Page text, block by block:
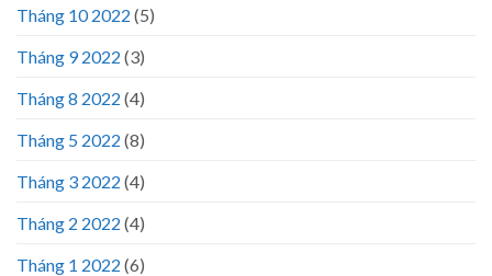
Tháng 10 2022 (5)
Tháng 9 2022 (3)
Tháng 8 2022 (4)
Tháng 5 2022 (8)
Tháng 3 2022 (4)
Tháng 2 2022 (4)
Tháng 1 2022 (6)